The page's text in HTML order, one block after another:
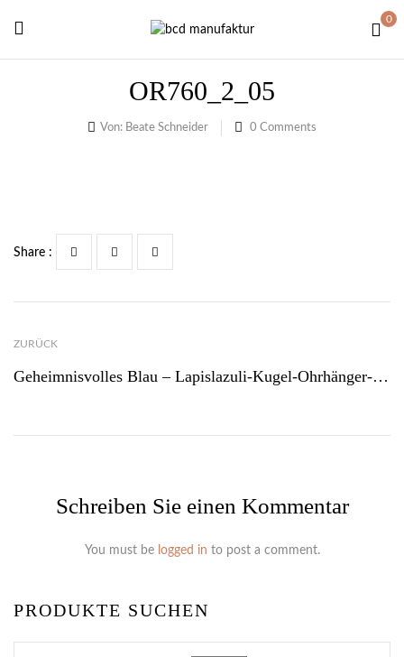
0
OR760_2_05
Von: Beate Schneider 0 Comments
PRODUKTE SUCHEN
Share :
ZURÜCK
Geheimnisvolles Blau – Lapislazuli-Kugel-Ohrhänger- Damen-Ohrschmuck
Schreiben Sie einen Kommentar
You must be logged in to post a comment.